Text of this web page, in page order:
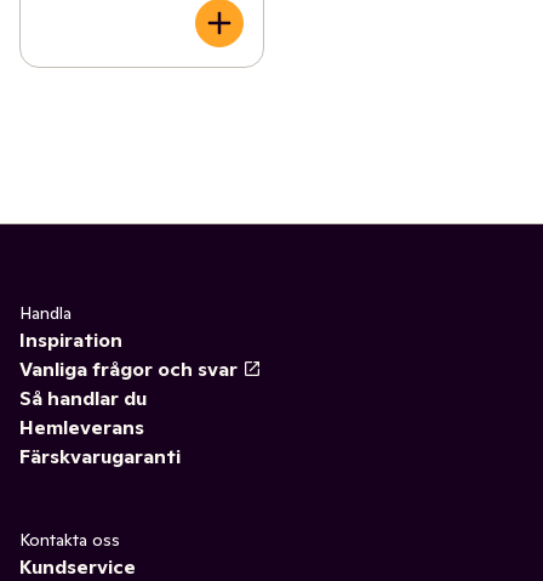
Handla
Inspiration
Vanliga frågor och svar
Så handlar du
Hemleverans
Färskvarugaranti
Kontakta oss
Kundservice